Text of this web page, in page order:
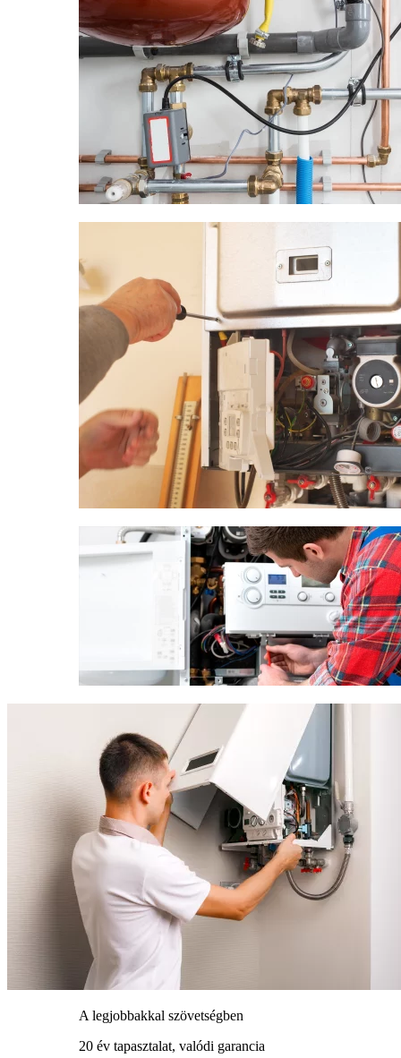
A legjobbakkal szövetségben
20 év tapasztalat, valódi garancia